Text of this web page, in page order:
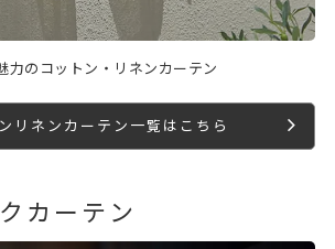
力のコットン・リネンカーテン
リネンカーテン一覧はこちら
カーテン